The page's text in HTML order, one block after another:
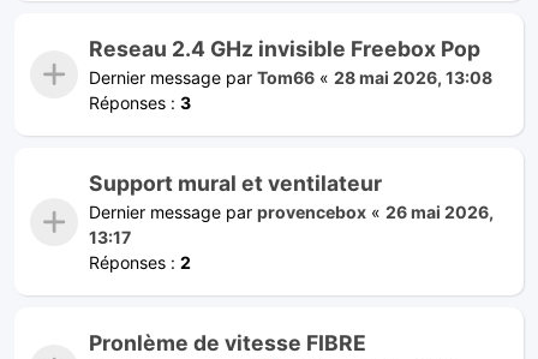
Reseau 2.4 GHz invisible Freebox Pop
Dernier message par Tom66 « 28 mai 2026, 13:08
Réponses : 3
Support mural et ventilateur
Dernier message par provencebox « 26 mai 2026,
13:17
Réponses : 2
Pronlème de vitesse FIBRE